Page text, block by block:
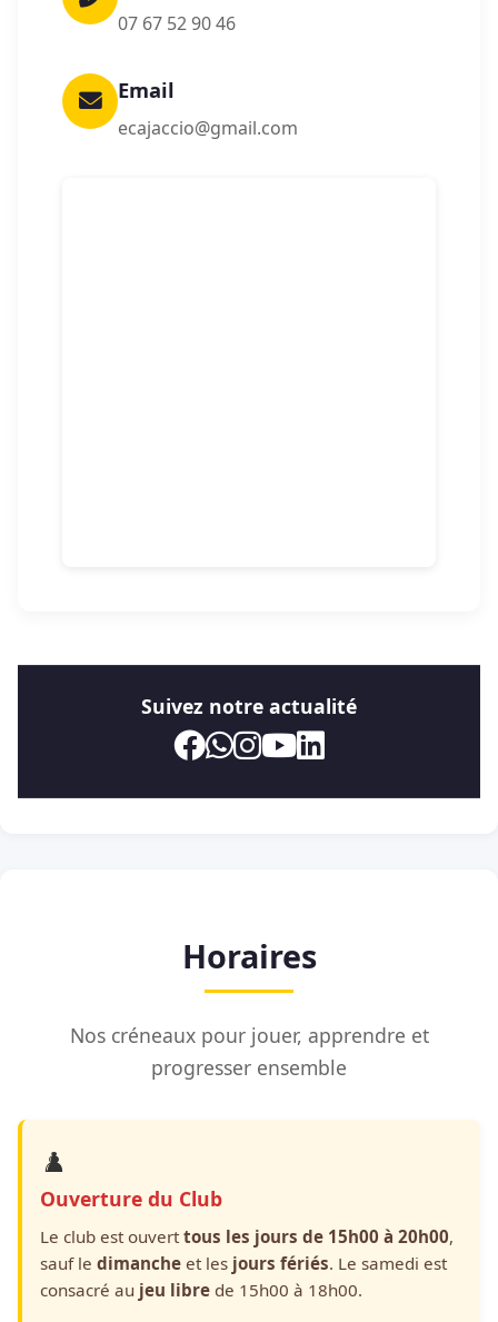
07 67 52 90 46
Email
ecajaccio@gmail.com
Suivez notre actualité
Horaires
Nos créneaux pour jouer, apprendre et
progresser ensemble
♟️
Ouverture du Club
Le club est ouvert tous les jours de 15h00 à 20h00,
sauf le dimanche et les jours fériés. Le samedi est
consacré au jeu libre de 15h00 à 18h00.